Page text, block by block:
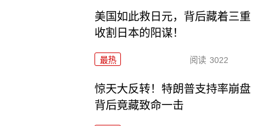
美国如此救日元，背后藏着三重
收割日本的阳谋！
最热 阅读 3022
惊天大反转！特朗普支持率崩盘
背后竟藏致命一击